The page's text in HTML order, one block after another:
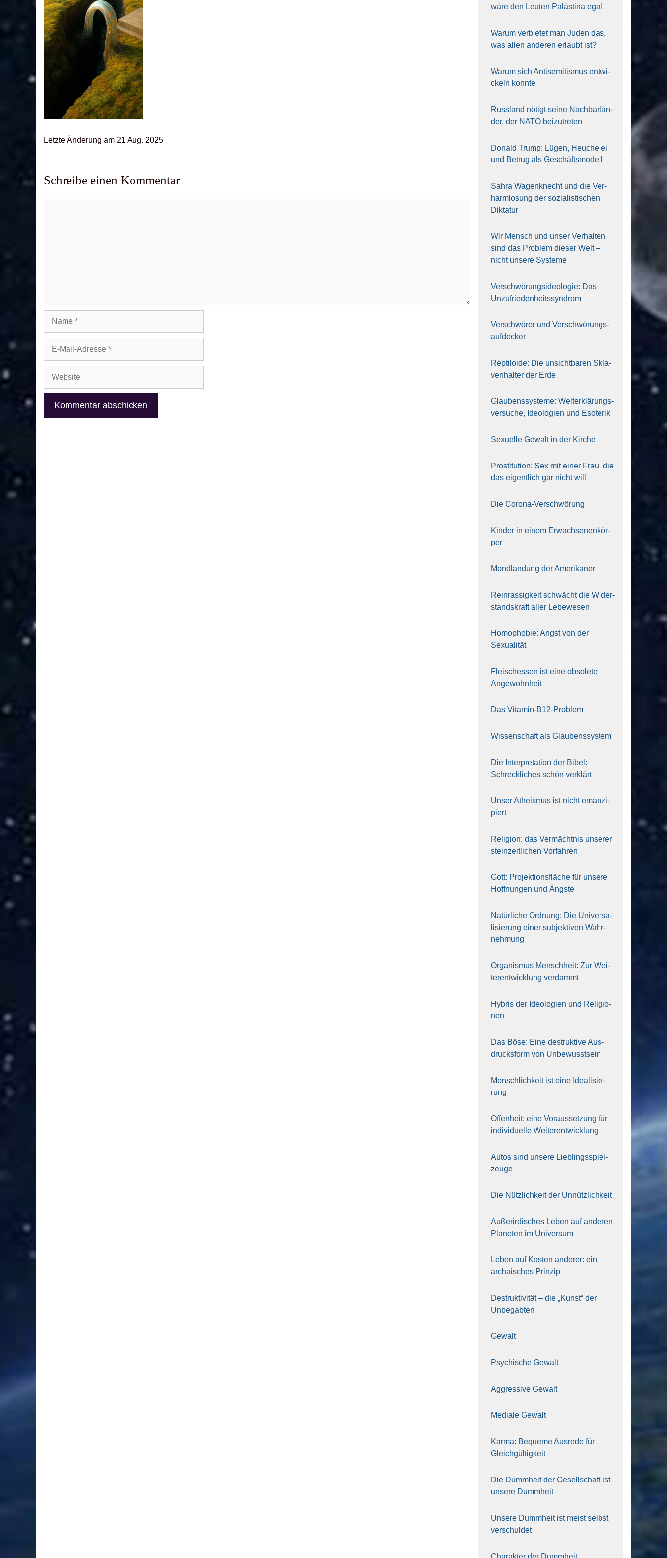
Letz­te Ände­rung am 21 Aug. 2025
Schreibe einen Kommentar
Adresse
wäre den Leu­ten Paläs­ti­na egal
War­um ver­bie­tet man Juden das,
was allen ande­ren erlaubt ist?
War­um sich Anti­se­mi­tis­mus ent­wi­
ckeln konn­te
Russ­land nötigt sei­ne Nach­bar­län­
der, der NATO bei­zu­tre­ten
Donald Trump: Lügen, Heu­che­lei
und Betrug als Geschäfts­mo­dell
Sahra Wagen­knecht und die Ver­
harm­lo­sung der sozia­lis­ti­schen
Dik­ta­tur
Wir Mensch und unser Ver­hal­ten
sind das Pro­blem die­ser Welt –
nicht unse­re Sys‍te‍me
Ver­schwö­rungs­ideo­lo­gie: Das
Unzufrieden­heitssyndrom
Ver­schwö­rer und Verschwörungs­
aufdecker
Rep­ti­lo­ide: Die unsicht­ba­ren Skla­
ven­hal­ter der Erde
Glau­bens­sys­te­me: Welt­erklä­rungs­
ver­su­che, Ideo­lo­gien und Eso­te­rik
Sexu­el­le Gewalt in der Kir­che
Pro­sti­tu­ti­on: Sex mit einer Frau, die
das eigent­lich gar nicht will
Die Coro­na-Ver­schwö­rung
Kin­der in einem Erwach­se­nen­kör­
per
Mond­lan­dung der Ame­ri­ka­ner
Rein­ras­sig­keit schwächt die Wider­
stands­kraft aller Lebe­we­sen
Homo­pho­bie: Angst von der
Sexua­li­tät
Fleisch­essen ist eine obso­le­te
An‍ge‍wohn‍heit
Das Vit­amin-B12-Pro­blem
Wis­sen­schaft als Glau­bens­sys­tem
Die Inter­pre­ta­ti­on der Bibel:
Schreck­li­ches schön ver­klärt
Unser Athe­is­mus ist nicht eman­zi­
piert
Reli­gi­on: das Ver­mächt­nis unse­rer
stein­zeit­li­chen Vor­fah­ren
Gott: Pro­jek­ti­ons­flä­che für unse­re
Hoff­nun­gen und Ängs­te
Natür­li­che Ord­nung: Die Uni­ver­sa­
li­sie­rung einer sub­jek­ti­ven Wahr­
neh­mung
Orga­nis­mus Mensch­heit: Zur Wei­
ter­ent­wick­lung ver­dammt
Hybris der Ideo­lo­gien und Reli­gio­
nen
Das Böse: Eine destruk­ti­ve Aus­
drucks­form von Unbe­wusst­sein
Mensch­lich­keit ist eine Idea­li­sie­
rung
Offen­heit: eine Vor­aus­set­zung für
indi­vi­du­el­le Wei­ter­ent­wick­lung
Autos sind unse­re Lieb­lings­spiel­
zeu­ge
Die Nütz­lich­keit der Unnütz­lich­keit
Außer­ir­di­sches Leben auf ande­ren
Pla­ne­ten im Uni­ver­sum
Leben auf Kos­ten ande­rer: ein
archai­sches Prin­zip
Destruk­ti­vi­tät – die „Kunst“ der
Unbe­gab­ten
Gewalt
Psy­chi­sche Gewalt
Aggres­si­ve Gewalt
Media­le Gewalt
Kar­ma: Beque­me Aus­re­de für
Gleich­gül­tig­keit
Die Dumm­heit der Gesell­schaft ist
unse­re Dumm­heit
Unse­re Dumm­heit ist meist selbst
ver­schul­det
Cha­rak­ter der Dumm­heit